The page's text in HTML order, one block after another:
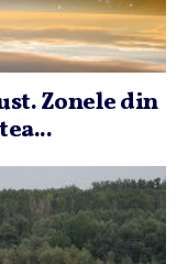
Zonele din